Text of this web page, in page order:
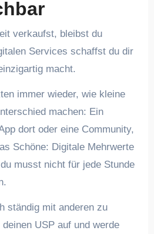
verkaufst, bleibst du
Services schaffst du dir
macht.
immer wieder, wie kleine
machen: Ein
dort oder eine Community,
Schöne: Digitale Mehrwerte
musst nicht für jede Stunde
ständig mit anderen zu
USP auf und werde